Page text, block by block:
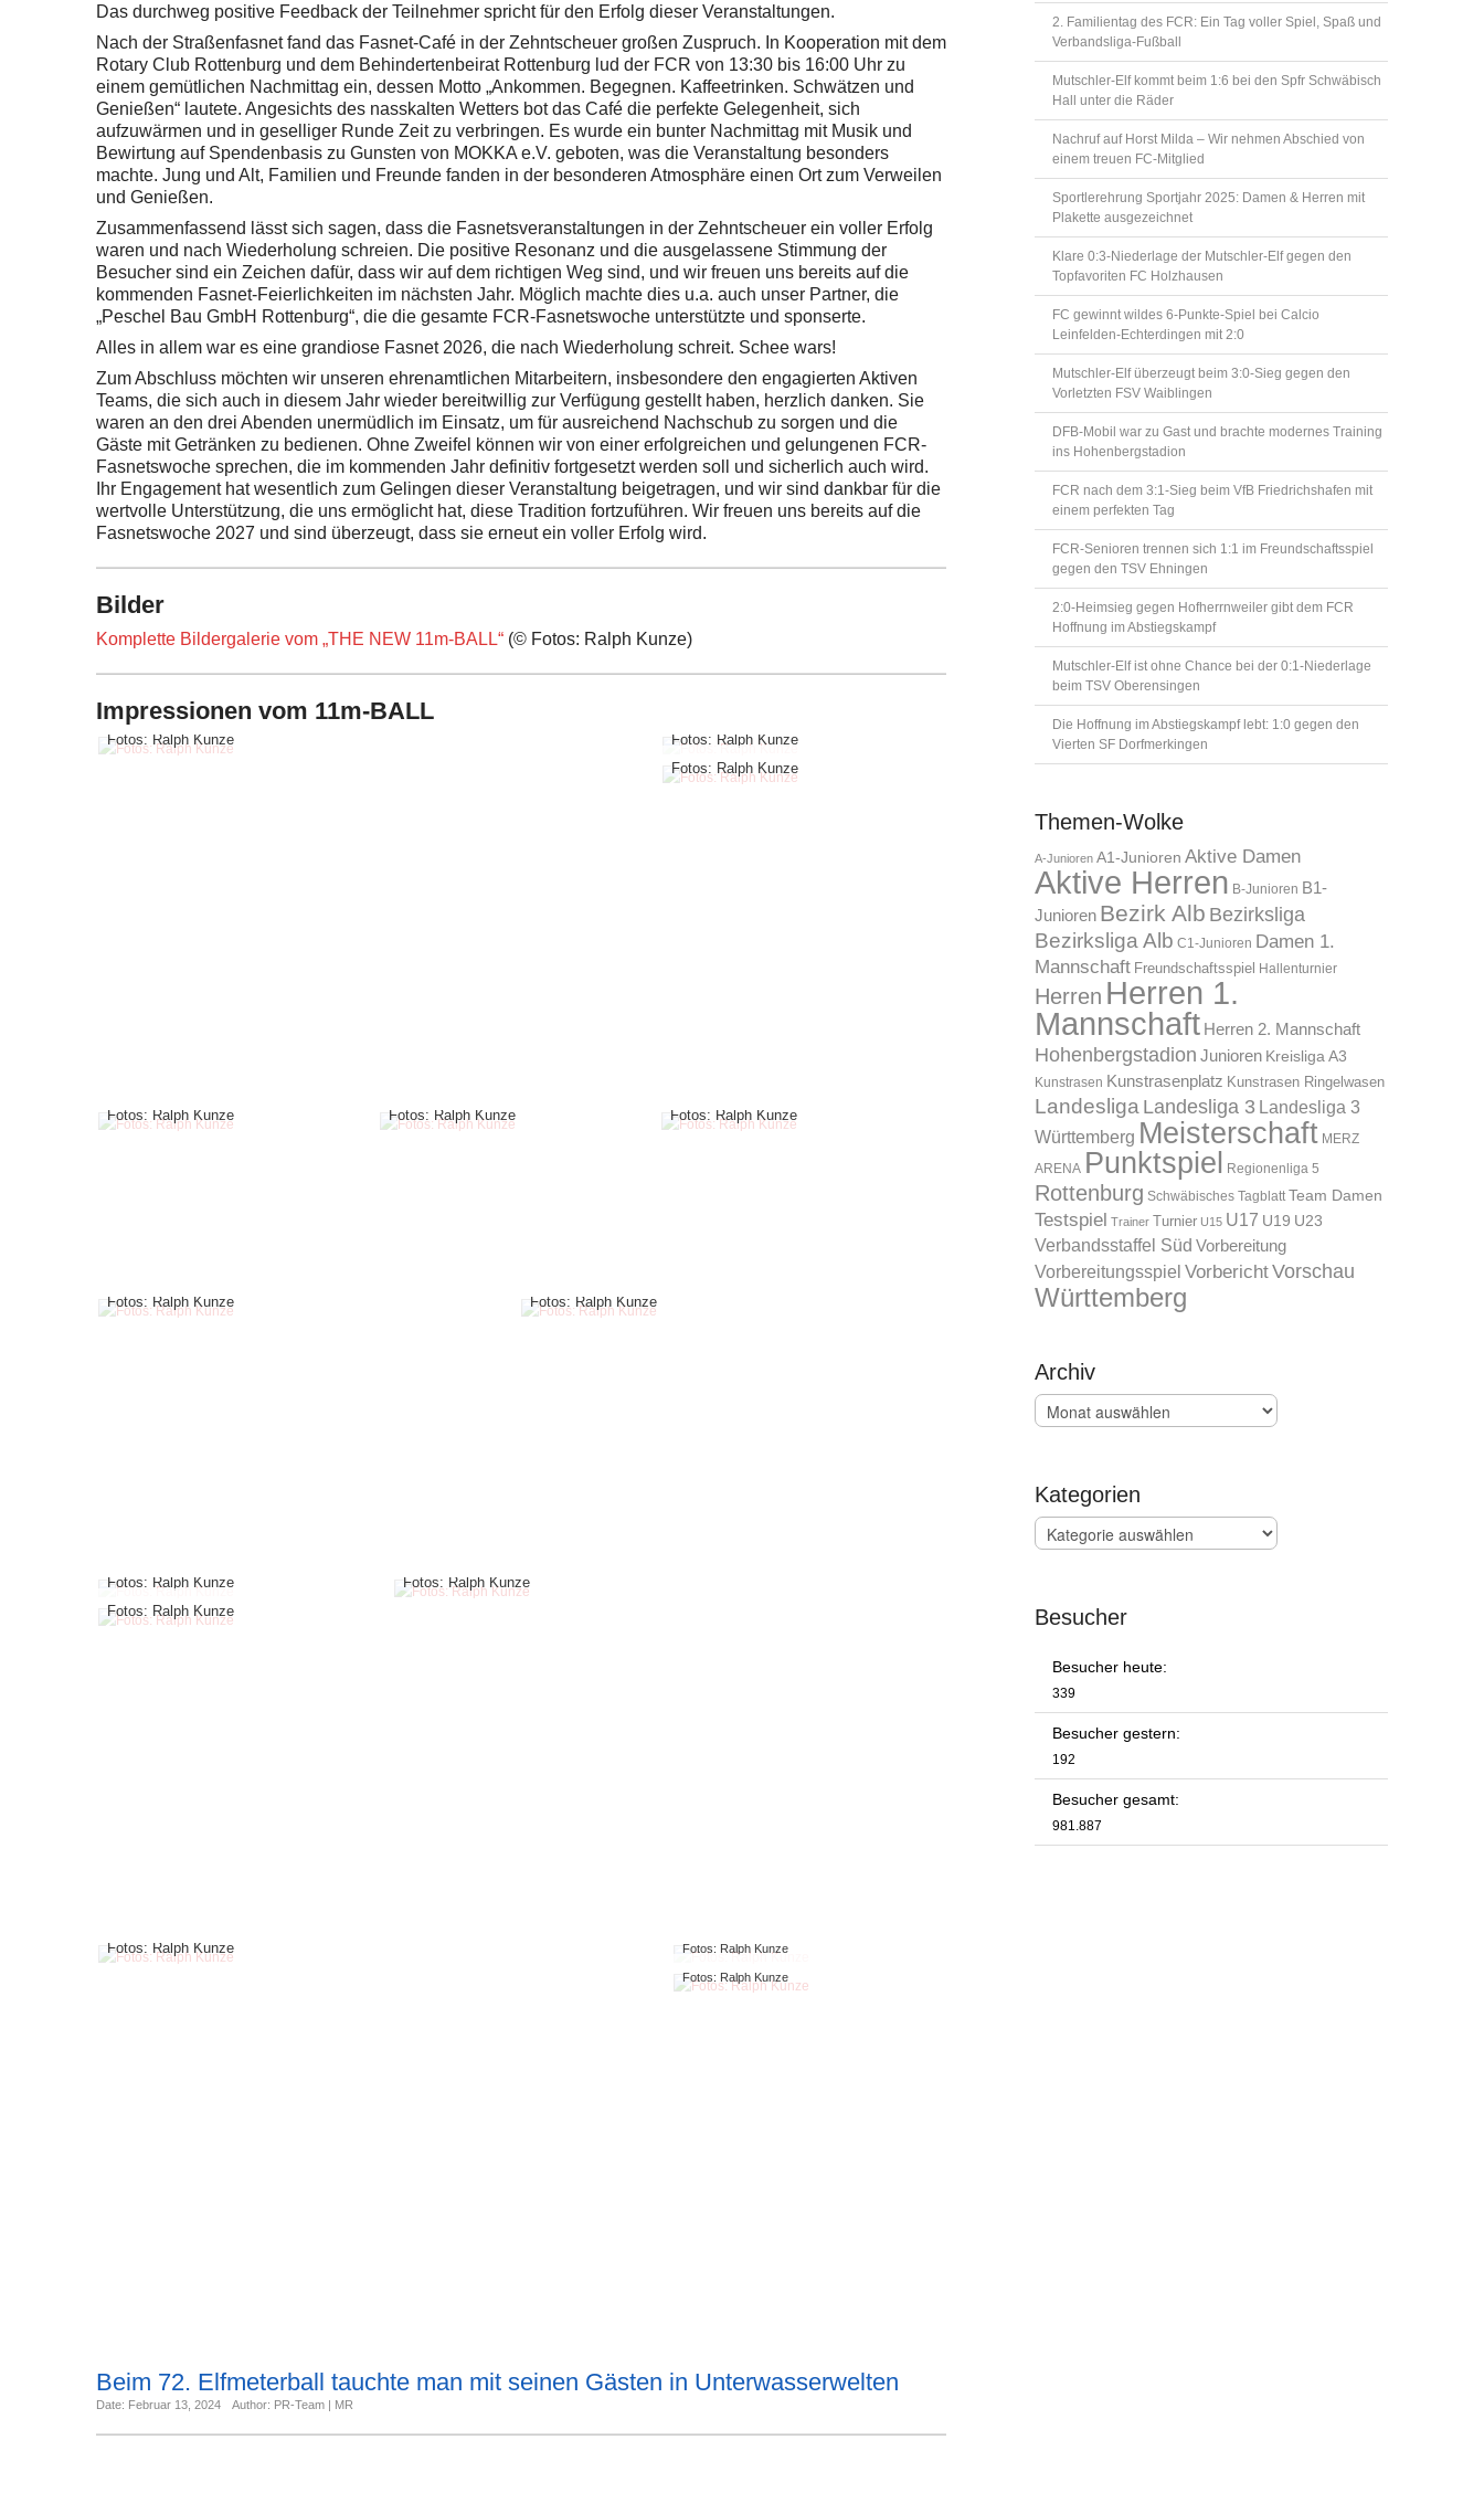
Das durchweg positive Feedback der Teilnehmer spricht für den Erfolg dieser Veranstaltungen.
Nach der Straßenfasnet fand das Fasnet-Café in der Zehntscheuer großen Zuspruch. In Kooperation mit dem
Rotary Club Rottenburg und dem Behindertenbeirat Rottenburg lud der FCR von 13:30 bis 16:00 Uhr zu
einem gemütlichen Nachmittag ein, dessen Motto „Ankommen. Begegnen. Kaffeetrinken. Schwätzen und
Genießen“ lautete. Angesichts des nasskalten Wetters bot das Café die perfekte Gelegenheit, sich
aufzuwärmen und in geselliger Runde Zeit zu verbringen. Es wurde ein bunter Nachmittag mit Musik und
Bewirtung auf Spendenbasis zu Gunsten von MOKKA e.V. geboten, was die Veranstaltung besonders
machte. Jung und Alt, Familien und Freunde fanden in der besonderen Atmosphäre einen Ort zum Verweilen
und Genießen.
Zusammenfassend lässt sich sagen, dass die Fasnetsveranstaltungen in der Zehntscheuer ein voller Erfolg
waren und nach Wiederholung schreien. Die positive Resonanz und die ausgelassene Stimmung der
Besucher sind ein Zeichen dafür, dass wir auf dem richtigen Weg sind, und wir freuen uns bereits auf die
kommenden Fasnet-Feierlichkeiten im nächsten Jahr. Möglich machte dies u.a. auch unser Partner, die
„Peschel Bau GmbH Rottenburg“, die die gesamte FCR-Fasnetswoche unterstützte und sponserte.
Alles in allem war es eine grandiose Fasnet 2026, die nach Wiederholung schreit. Schee wars!
Zum Abschluss möchten wir unseren ehrenamtlichen Mitarbeitern, insbesondere den engagierten Aktiven
Teams, die sich auch in diesem Jahr wieder bereitwillig zur Verfügung gestellt haben, herzlich danken. Sie
waren an den drei Abenden unermüdlich im Einsatz, um für ausreichend Nachschub zu sorgen und die
Gäste mit Getränken zu bedienen. Ohne Zweifel können wir von einer erfolgreichen und gelungenen FCR-
Fasnetswoche sprechen, die im kommenden Jahr definitiv fortgesetzt werden soll und sicherlich auch wird.
Ihr Engagement hat wesentlich zum Gelingen dieser Veranstaltung beigetragen, und wir sind dankbar für die
wertvolle Unterstützung, die uns ermöglicht hat, diese Tradition fortzuführen. Wir freuen uns bereits auf die
Fasnetswoche 2027 und sind überzeugt, dass sie erneut ein voller Erfolg wird.
Bilder
Komplette Bildergalerie vom „THE NEW 11m-BALL“ (© Fotos: Ralph Kunze)
Impressionen vom 11m-BALL
Fotos: Ralph Kunze
Fotos: Ralph Kunze
Fotos: Ralph Kunze
Fotos: Ralph Kunze Fotos: Ralph Kunze Fotos: Ralph Kunze
Fotos: Ralph Kunze Fotos: Ralph Kunze
Fotos: Ralph Kunze
Fotos: Ralph Kunze
Fotos: Ralph Kunze
Fotos: Ralph Kunze Fotos: Ralph Kunze
Fotos: Ralph Kunze
Beim 72. Elfmeterball tauchte man mit seinen Gästen in Unterwasserwelten
Date: Februar 13, 2024 Author: PR-Team | MR
2. Familientag des FCR: Ein Tag voller Spiel, Spaß und
Verbandsliga-Fußball
Mutschler-Elf kommt beim 1:6 bei den Spfr Schwäbisch
Hall unter die Räder
Nachruf auf Horst Milda – Wir nehmen Abschied von
einem treuen FC-Mitglied
Sportlerehrung Sportjahr 2025: Damen & Herren mit
Plakette ausgezeichnet
Klare 0:3-Niederlage der Mutschler-Elf gegen den
Topfavoriten FC Holzhausen
FC gewinnt wildes 6-Punkte-Spiel bei Calcio
Leinfelden-Echterdingen mit 2:0
Mutschler-Elf überzeugt beim 3:0-Sieg gegen den
Vorletzten FSV Waiblingen
DFB-Mobil war zu Gast und brachte modernes Training
ins Hohenbergstadion
FCR nach dem 3:1-Sieg beim VfB Friedrichshafen mit
einem perfekten Tag
FCR-Senioren trennen sich 1:1 im Freundschaftsspiel
gegen den TSV Ehningen
2:0-Heimsieg gegen Hofherrnweiler gibt dem FCR
Hoffnung im Abstiegskampf
Mutschler-Elf ist ohne Chance bei der 0:1-Niederlage
beim TSV Oberensingen
Die Hoffnung im Abstiegskampf lebt: 1:0 gegen den
Vierten SF Dorfmerkingen
Themen-Wolke
A-Junioren A1-Junioren Aktive Damen
Aktive Herren B-Junioren B1-
Junioren Bezirk Alb Bezirksliga
Bezirksliga Alb C1-Junioren Damen 1.
Mannschaft Freundschaftsspiel Hallenturnier
Herren Herren 1.
Mannschaft Herren 2. Mannschaft
Hohenbergstadion Junioren Kreisliga A3
Kunstrasen Kunstrasenplatz Kunstrasen Ringelwasen
Landesliga Landesliga 3 Landesliga 3
Württemberg Meisterschaft MERZ
ARENA Punktspiel Regionenliga 5
Rottenburg Schwäbisches Tagblatt Team Damen
Testspiel Trainer Turnier U15 U17 U19 U23
Verbandsstaffel Süd Vorbereitung
Vorbereitungsspiel VorberichtVorschau
Württemberg
Archiv
Archiv
Kategorien
Kategorien
Besucher
Besucher heute:
339
Besucher gestern:
192
Besucher gesamt:
981.887